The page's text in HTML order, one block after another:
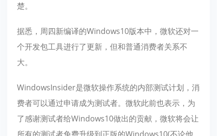
楚。
据悉，周四新编译的Windows10版本中，微软还对一
个开发包工具进行了更新，但和普通消费者关系不
大。
WindowsInsider是微软操作系统的内部测试计划，消
费者可以通过申请成为测试者。微软此前也表示，为
了感谢测试者给Windows10做出的贡献，微软将会让